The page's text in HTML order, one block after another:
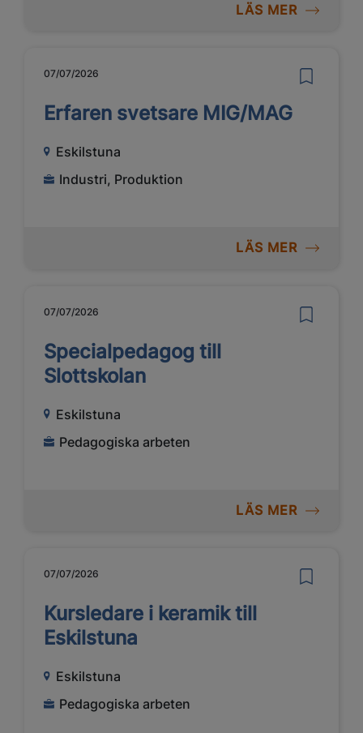
LÄS MER
07/07/2026
Erfaren svetsare MIG/MAG
Eskilstuna
Industri, Produktion
LÄS MER
07/07/2026
Specialpedagog till
Slottskolan
Eskilstuna
Pedagogiska arbeten
LÄS MER
07/07/2026
Kursledare i keramik till
Eskilstuna
Eskilstuna
Pedagogiska arbeten